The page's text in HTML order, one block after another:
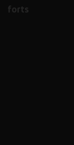
forts